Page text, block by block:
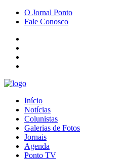
O Jornal Ponto
Fale Conosco
Início
Notícias
Colunistas
Galerias de Fotos
Jornais
Agenda
Ponto TV